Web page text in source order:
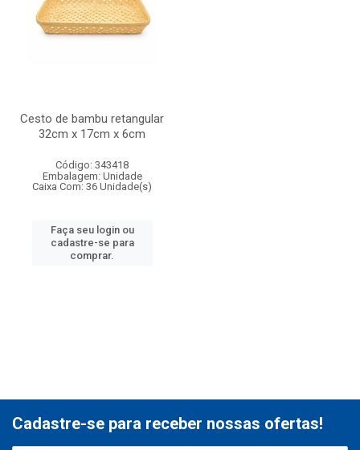
Cesto de bambu retangular
32cm x 17cm x 6cm
Código: 343418
Embalagem: Unidade
Caixa Com: 36 Unidade(s)
Faça seu login ou
cadastre-se para
comprar.
Cadastre-se para receber nossas ofertas!